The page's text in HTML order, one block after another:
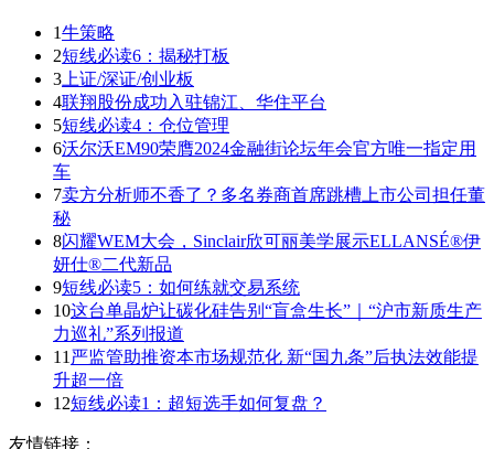
1牛策略
2短线必读6：揭秘打板
3 上证/深证/创业板
4联翔股份成功入驻锦江、华住平台
5短线必读4：仓位管理
6沃尔沃EM90荣膺2024金融街论坛年会官方唯一指定用
车
7卖方分析师不香了？多名券商首席跳槽上市公司担任董
秘
8闪耀WEM大会，Sinclair欣可丽美学展示ELLANSÉ®伊
妍仕®二代新品
9短线必读5：如何练就交易系统
10这台单晶炉让碳化硅告别“盲盒生长”｜“沪市新质生产
力巡礼”系列报道
11 严监管助推资本市场规范化 新“国九条”后执法效能提
升超一倍
12短线必读1：超短选手如何复盘？
友情链接：